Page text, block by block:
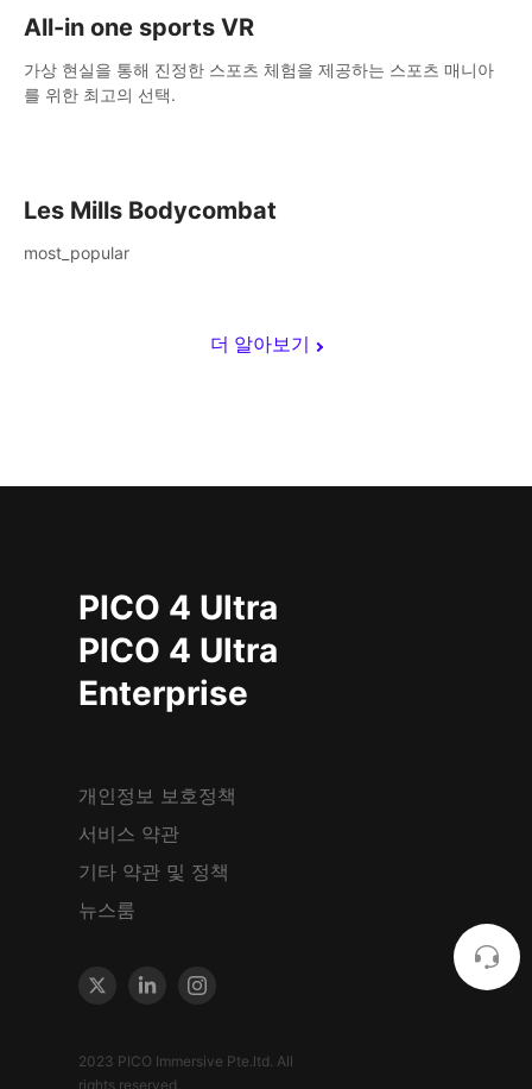
더 알아보기
All-in one sports VR
가상 현실을 통해 진정한 스포츠 체험을 제공하는 스포츠 매니아
를 위한 최고의 선택.
Les Mills Bodycombat
most_popular
PICO 4 Ultra
PICO 4 Ultra
Enterprise
개인정보 보호정책
서비스 약관
기타 약관 및 정책
뉴스룸
2023 PICO Immersive Pte.ltd. All
rights reserved.